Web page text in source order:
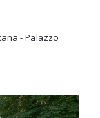
- Palazzo